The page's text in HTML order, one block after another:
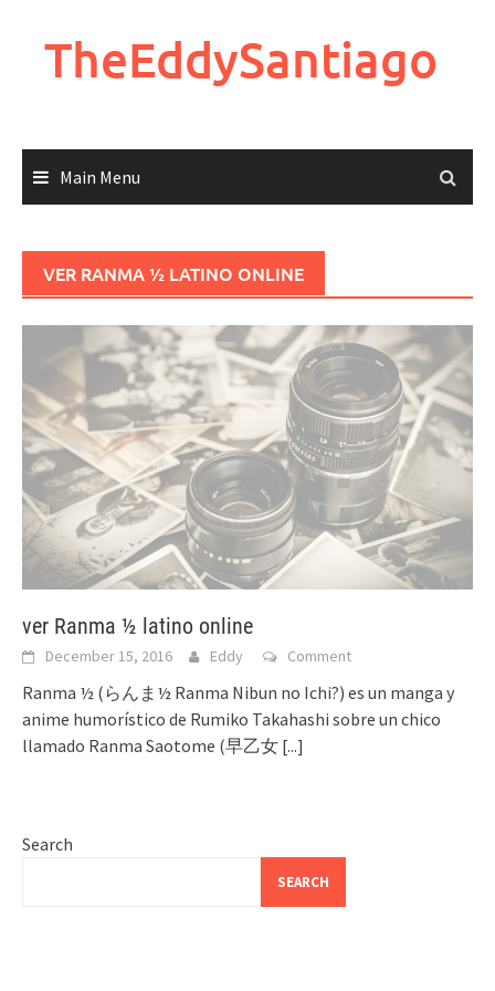
TheEddySantiago
Main Menu
VER RANMA ½ LATINO ONLINE
ver Ranma ½ latino online
December 15, 2016 Eddy Comment
Ranma ½ (らんま½ Ranma Nibun no Ichi?) es un manga y
anime humorístico de Rumiko Takahashi sobre un chico
llamado Ranma Saotome (早乙女 [...]
Search
SEARCH